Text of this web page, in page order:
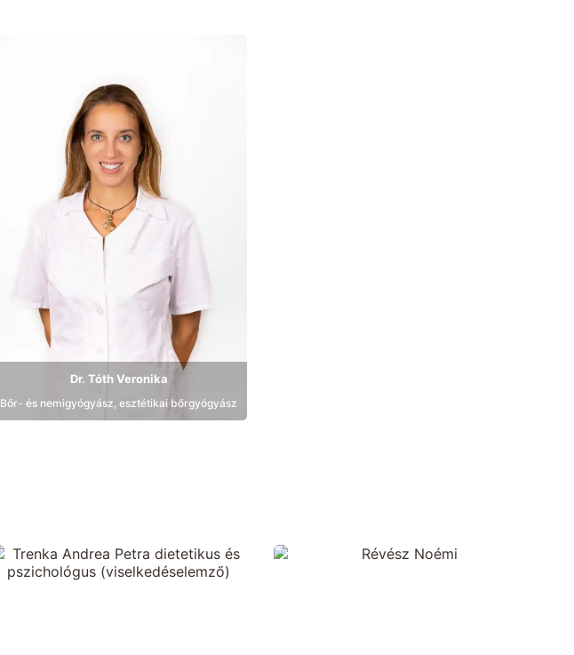
Dr. Tóth Veronika
Bőr- és nemigyógyász, esztétikai bőrgyógyász
Bemutatkozás Bemutatkozás